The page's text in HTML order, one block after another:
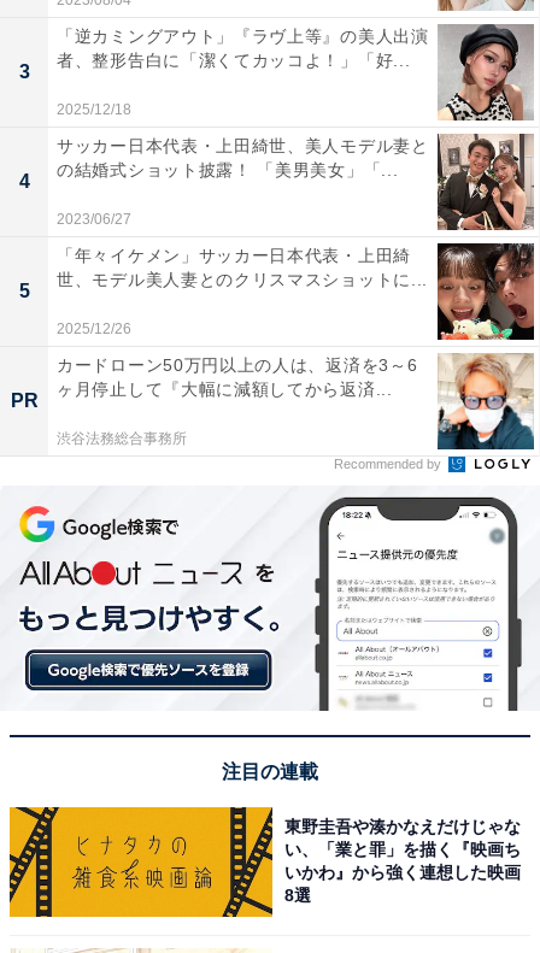
3
「逆カミングアウト」『ラヴ上等』の美人出演
者、整形告白に「潔くてカッコよ！」「好...
2025/12/18
4
サッカー日本代表・上田綺世、美人モデル妻と
の結婚式ショット披露！ 「美男美女」「...
2023/06/27
5
「年々イケメン」サッカー日本代表・上田綺
世、モデル美人妻とのクリスマスショットに...
2025/12/26
PR
カードローン50万円以上の人は、返済を3～6
ヶ月停止して『大幅に減額してから返済...
渋谷法務総合事務所
Recommended by
注目の連載
東野圭吾や湊かなえだけじゃな
い、「業と罪」を描く『映画ち
いかわ』から強く連想した映画
8選